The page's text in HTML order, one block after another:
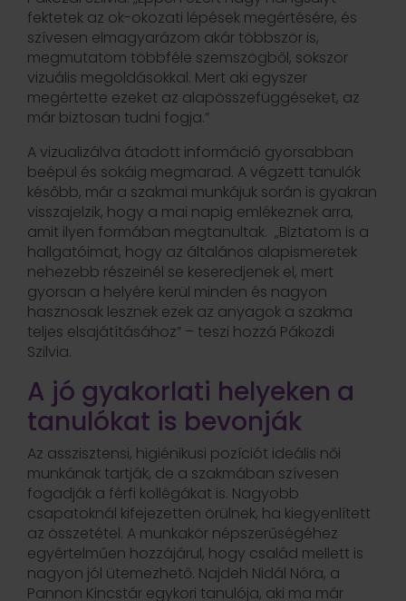
fektetek az ok-okozati lépések megértésére, és
szívesen elmagyarázom akár többször is,
megmutatom többféle szemszögből, sokszor
vizuális megoldásokkal. Mert aki egyszer
megértette ezeket az alapösszefüggéseket, az
már biztosan tudni fogja.”
A vizualizálva átadott információ gyorsabban
beépül és sokáig megmarad. A végzett tanulók
később, már a szakmai munkájuk során is gyakran
visszajelzik, hogy a mai napig emlékeznek arra,
amit ilyen formában megtanultak. „Biztatom is a
hallgatóimat, hogy az általános alapismeretek
nehezebb részeinél se keseredjenek el, mert
gyorsan a helyére kerül minden és nagyon
hasznosak lesznek ezek az anyagok a szakma
teljes elsajátításához” – teszi hozzá Pákozdi
Szilvia.
A jó gyakorlati helyeken a
tanulókat is bevonják
Az asszisztensi, higiénikusi pozíciót ideális női
munkának tartják, de a szakmában szívesen
fogadják a férfi kollégákat is. Nagyobb
csapatoknál kifejezetten örülnek, ha kiegyenlített
az összetétel. A munkakör népszerűségéhez
egyértelműen hozzájárul, hogy család mellett is
nagyon jól ütemezhető. Najdeh Nidál Nóra, a
Pannon Kincstár egykori tanulója, aki ma már